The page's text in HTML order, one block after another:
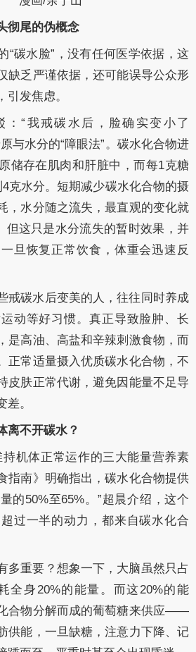
彻尾的伪概念
“碳水脸”，没有任何医学依据，这
缺乏严谨依据，还可能误导公众形
引发焦虑。
：“我戒碳水后，脸确实变小了
与水分的“障眼法”。碳水化合物进
储存在肌肉和肝脏中，而每1克糖
克水分。短期减少碳水化合物的摄
，水分随之流失，最直观的变化就
但这只是水分流失的暂时效果，并
旦恢复正常饮食，体重会迅速反
戒碳水后变美的人，往往同时养成
动等好习惯。真正导致脸肿、长
是高油、高盐和辛辣刺激食物，而
正常适量摄入优质碳水化合物，不
皮肤正常代谢，避免因能量不足导
。
离不开碳水？
持机体正常运作的三大能量营养素
指南》明确指出，碳水化合物提供
的50%至65%。”超晨介绍，这个
过一半的动力，都来自碳水化合
多重要？想象一下，大脑虽然只占
全身20%的能量。而这20%的能
合物分解而成的葡萄糖来供应——
供能，一旦缺糖，注意力下降、记